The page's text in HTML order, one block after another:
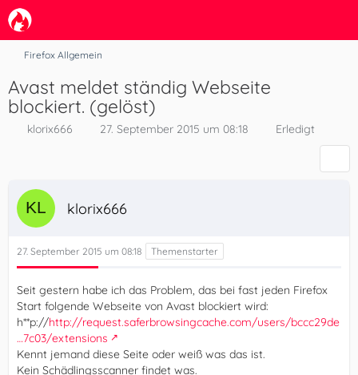
Firefox Allgemein
Avast meldet ständig Webseite
blockiert. (gelöst)
klorix666 27. September 2015 um 08:18 Erledigt
klorix666
27. September 2015 um 08:18
Seit gestern habe ich das Problem, das bei fast jeden Firefox
Start folgende Webseite von Avast blockiert wird:
h**p://http://request.saferbrowsingcache.com/users/bccc29de
…7c03/extensions
Kennt jemand diese Seite oder weiß was das ist.
Kein Schädlingsscanner findet was.